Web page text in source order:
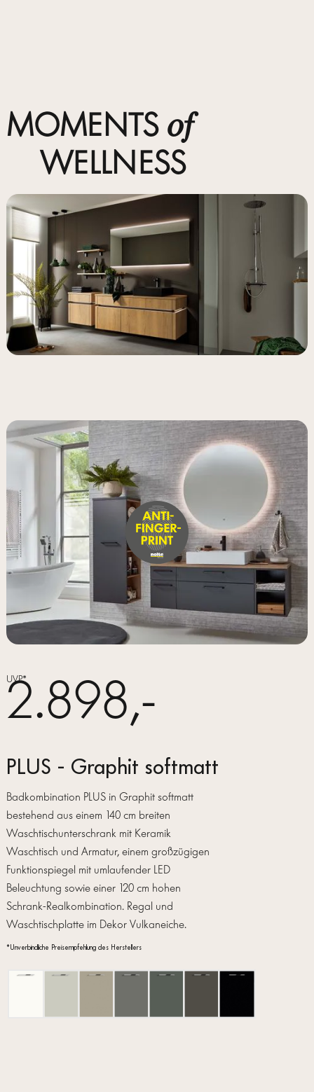
MOMENTS of
WELLNESS
UVP*
2.898,-
PLUS - Graphit softmatt
Badkombination PLUS in Graphit softmatt
bestehend aus einem 140 cm breiten
Waschtischunterschrank mit Keramik
Waschtisch und Armatur, einem großzügigen
Funktionspiegel mit umlaufender LED
Beleuchtung sowie einer 120 cm hohen
Schrank-Realkombination. Regal und
Waschtischplatte im Dekor Vulkaneiche.
*Unverbindliche Preisempfehlung des Herstellers